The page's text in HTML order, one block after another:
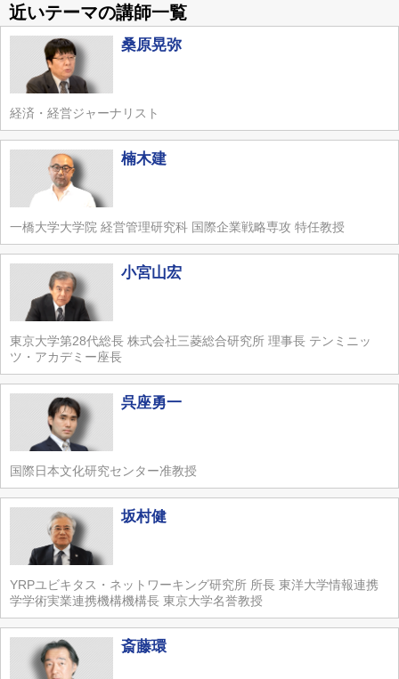
近いテーマの講師一覧
桑原晃弥
経済・経営ジャーナリスト
楠木建
一橋大学大学院 経営管理研究科 国際企業戦略専攻 特任教授
小宮山宏
東京大学第28代総長 株式会社三菱総合研究所 理事長 テンミニッ
ツ・アカデミー座長
呉座勇一
国際日本文化研究センター准教授
坂村健
YRPユビキタス・ネットワーキング研究所 所長 東洋大学情報連携
学学術実業連携機構機構長 東京大学名誉教授
斎藤環